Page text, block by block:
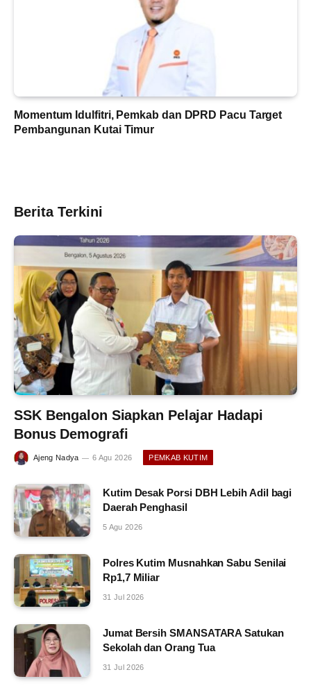
Momentum Idulfitri, Pemkab dan DPRD Pacu Target
Pembangunan Kutai Timur
Berita Terkini
SSK Bengalon Siapkan Pelajar Hadapi
Bonus Demografi
Ajeng Nadya 6 Agu 2026 PEMKAB KUTIM
Kutim Desak Porsi DBH Lebih Adil bagi
Daerah Penghasil
5 Agu 2026
Polres Kutim Musnahkan Sabu Senilai
Rp1,7 Miliar
31 Jul 2026
Jumat Bersih SMANSATARA Satukan
Sekolah dan Orang Tua
31 Jul 2026